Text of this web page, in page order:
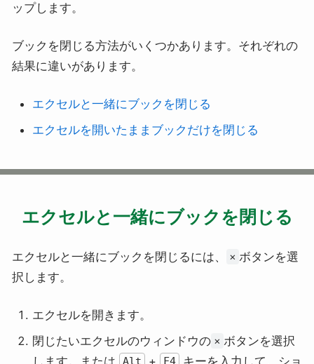
ップします。
ブックを閉じる方法がいくつかあります。それぞれの
結果に違いがあります。
エクセルと一緒にブックを閉じる
エクセルを開いたままブックだけを閉じる
エクセルと一緒にブックを閉じる
エクセルと一緒にブックを閉じるには、 × ボタンを選
択します。
エクセルを開きます。
閉じたいエクセルのウィンドウの × ボタンを選択
Alt F4